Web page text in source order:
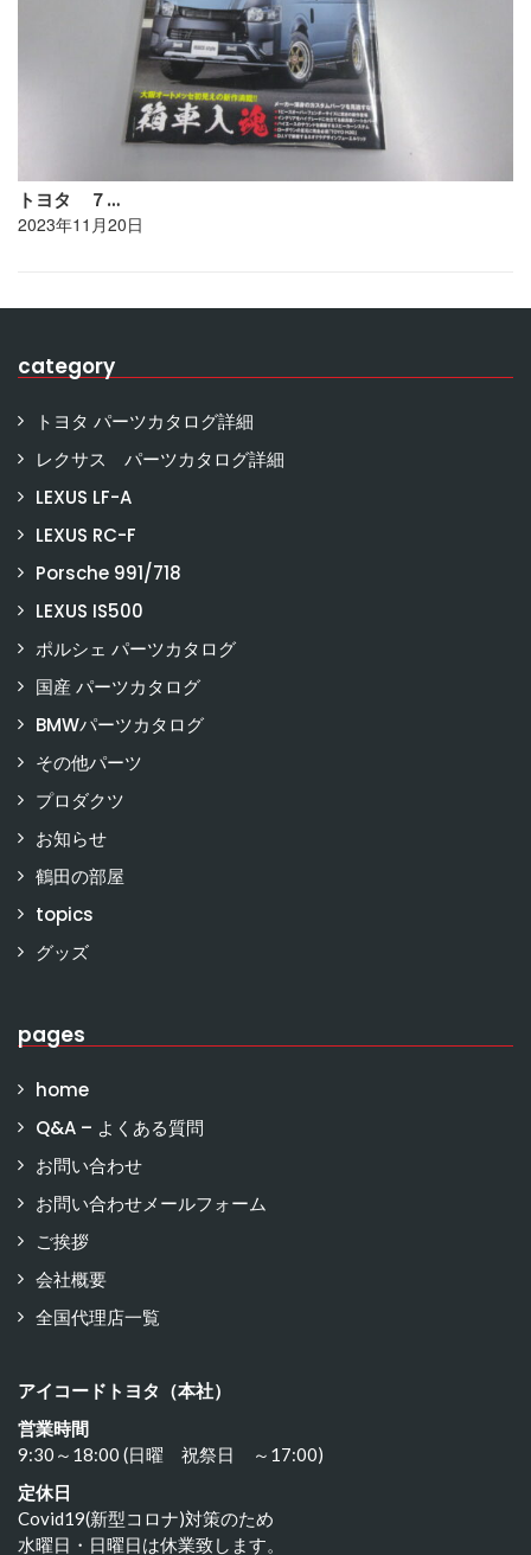
トヨタ ７…
2023年11月20日
category
トヨタ パーツカタログ詳細
レクサス パーツカタログ詳細
LEXUS LF-A
LEXUS RC-F
Porsche 991/718
LEXUS IS500
ポルシェ パーツカタログ
国産 パーツカタログ
BMWパーツカタログ
その他パーツ
プロダクツ
お知らせ
鶴田の部屋
topics
グッズ
pages
home
Q&A – よくある質問
お問い合わせ
お問い合わせメールフォーム
ご挨拶
会社概要
全国代理店一覧
アイコードトヨタ（本社）
営業時間
9:30～18:00 (日曜 祝祭日 ～17:00)
定休日
Covid19(新型コロナ)対策のため
水曜日・日曜日は休業致します。